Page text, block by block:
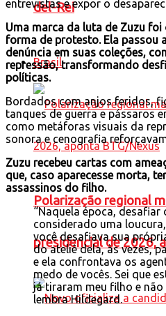
del-Rei
Brasil
Polarização regional
presidencial de 2026,
entrevistas e expor o
Uma marca da luta de Zuzu
forma de protesto. Ela passou
denúncia em suas coleções,
repressão, transformando
políticas.
Bordados com anjos feridos,
tanques de guerra e pássaros
como metáforas visuais da
sonora e cenografia
Zuzu recebeu cartas com
que, caso aparecesse morta,
assassinos do filho.
“Naquela época, desafiar
considerado uma
você desafiava sua
do ateliê dela, às vezes,
e ela confrontava os
medo de vocês. Sei que
já tiraram meu filho e não
lembra Hildegard.